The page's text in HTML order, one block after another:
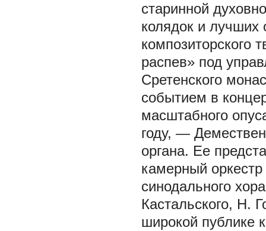
старинной
колядок и лучших
композиторского
распев» под
Сретенского
событием в
масштабного
году, —
органа. Ее
камерный
синодального
Кастальского, Н.
широкой публике